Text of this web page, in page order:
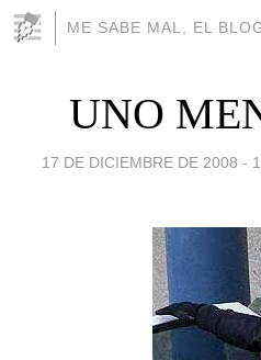
ME SABE MAL, EL
UNO
17 DE DICIEMBRE DE 2008 -